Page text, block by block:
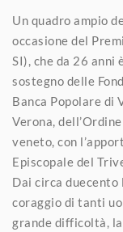
Un quadro ampio
occasione del
SI), che da 26 anni
sostegno delle
Banca Popolare di
Verona,
veneto, con
Episcopale del
Dai circa
coraggio di tanti
grande difficoltà,